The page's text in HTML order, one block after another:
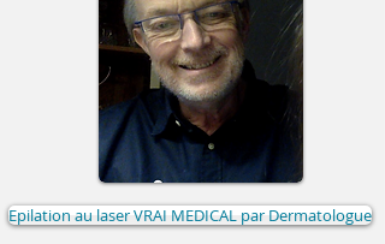
Epilation au laser VRAI MEDICAL par Dermatologue